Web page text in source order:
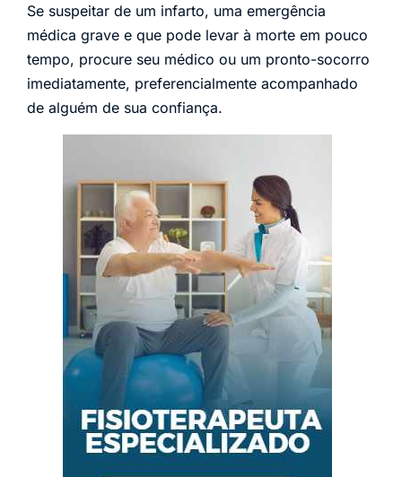
Se suspeitar de um infarto, uma emergência
médica grave e que pode levar à morte em pouco
tempo, procure seu médico ou um pronto-socorro
imediatamente, preferencialmente acompanhado
de alguém de sua confiança.